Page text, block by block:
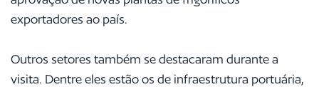
exportadores ao país.
Outros setores também se destacaram durante a
visita. Dentre eles estão os de infraestrutura portuária,